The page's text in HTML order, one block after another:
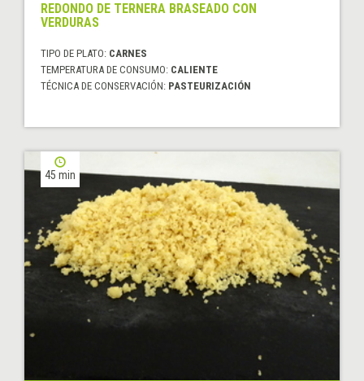
REDONDO DE TERNERA BRASEADO CON
VERDURAS
TIPO DE PLATO: CARNES
TEMPERATURA DE CONSUMO: CALIENTE
TÉCNICA DE CONSERVACIÓN: PASTEURIZACIÓN
45 min